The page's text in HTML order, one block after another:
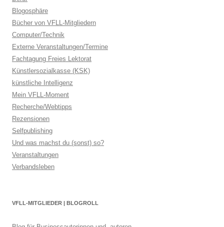
Blogosphäre
Bücher von VFLL-Mitgliedern
Computer/Technik
Externe Veranstaltungen/Termine
Fachtagung Freies Lektorat
Künstlersozialkasse (KSK)
künstliche Intelligenz
Mein VFLL-Moment
Recherche/Webtipps
Rezensionen
Selfpublishing
Und was machst du (sonst) so?
Veranstaltungen
Verbandsleben
VFLL-MITGLIEDER | BLOGROLL